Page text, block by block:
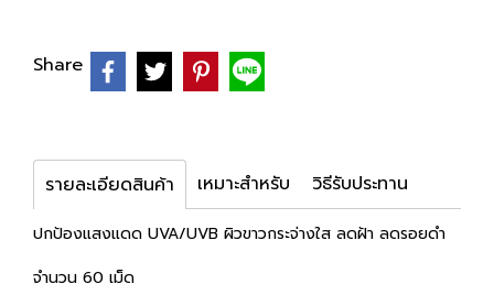
Share
รายละเอียดสินค้า เหมาะสำหรับ วิธีรับประทาน
ปกป้องแสงแดด UVA/UVB ผิวขาวกระจ่างใส ลดฝ้า ลดรอยดำ
จำนวน 60 เม็ด